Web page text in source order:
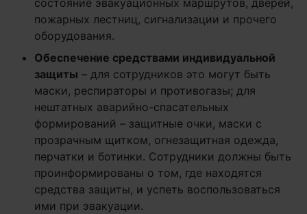
состояние эвакуационных маршрутов, дверей,
пожарных лестниц, сигнализации и прочего
оборудования.
Обеспечение средствами индивидуальной
защиты – для сотрудников это могут быть
маски, респираторы и противогазы; для
нештатных аварийно-спасательных
формирований – защитные очки, маски с
прозрачным щитком, огнезащитная одежда,
перчатки и ботинки. Сотрудники должны быть
проинформированы о том, где находятся
средства защиты, и успеть воспользоваться
ими при эвакуации.